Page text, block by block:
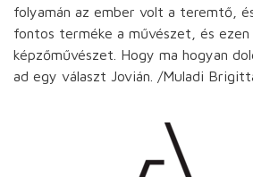
folyamán az ember volt a teremtő,
fontos terméke a művészet, és ezen
képzőművészet. Hogy ma hogyan
ad egy választ Jovián. /Muladi